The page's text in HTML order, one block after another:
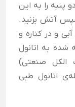
پنبه را به این
آتش بزنید.
و در کناره و
شده به اتانول
الکل صنعتی)
اتانول طبی